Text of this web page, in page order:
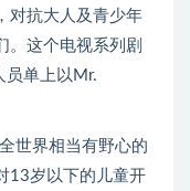
对抗大人及青少年
。这个电视系列剧
员单上以Mr.
世界相当有野心的
13岁以下的儿童开